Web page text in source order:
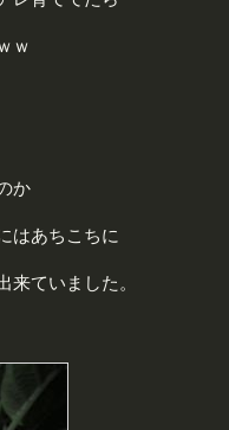
ｗ
か
はあちこちに
来ていました。